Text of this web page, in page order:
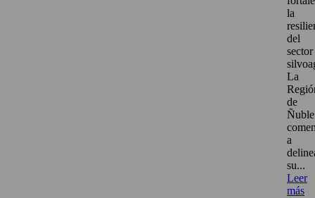
la
del
sector
La
de
Ñuble
a
su...
Leer
más